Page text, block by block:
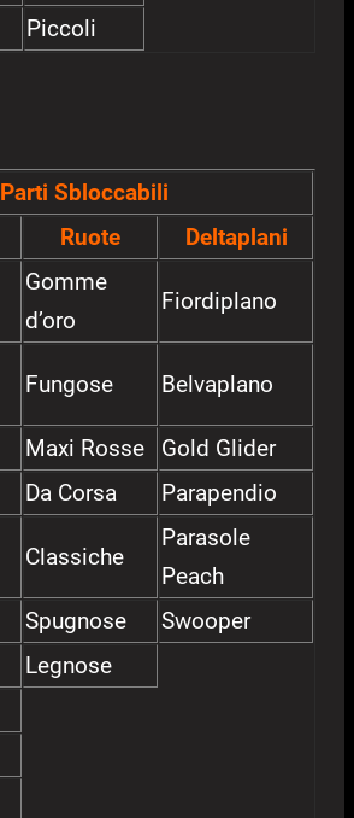
Piccoli
Parti Sbloccabili
Ruote Deltaplani
Gomme
d’oro
Fiordiplano
Fungose Belvaplano
Maxi Rosse
Gold Glider
Da Corsa Parapendio
Classiche
Parasole
Peach
Spugnose
Swooper
Legnose